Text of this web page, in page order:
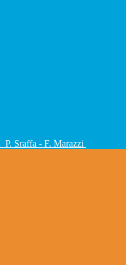
P. Sraffa - F. Marazzi